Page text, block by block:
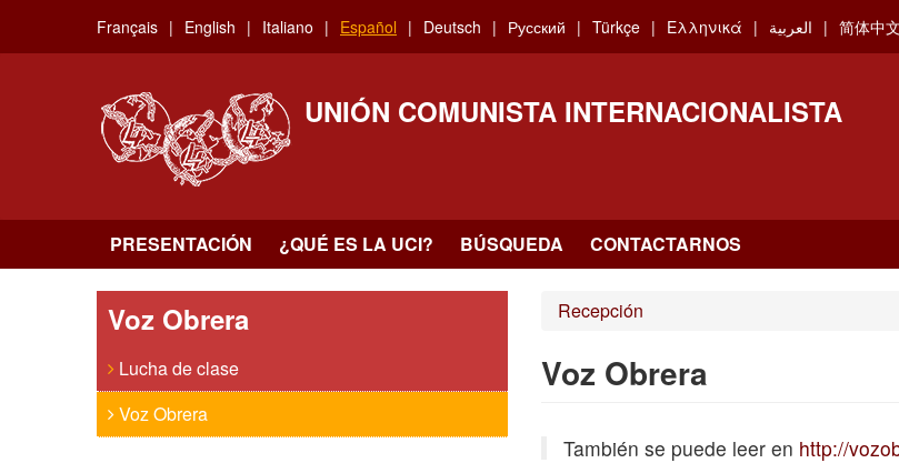
main
Français English Italiano Español Deutsch Русский Türkçe Ελληνικά العربية 简体中文
UNIÓN COMUNISTA INTERNACIONALISTA
PRESENTACIÓN ¿QUÉ ES LA UCI? BÚSQUEDA CONTACTARNOS
Voz Obrera
Lucha de clase
Voz Obrera
Recepción
Voz Obrera
También se puede leer en http://